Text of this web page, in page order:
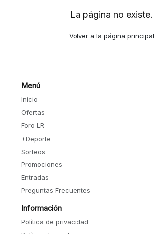
La página no existe.
Volver a la página principal
Menú
Inicio
Ofertas
Foro LR
+Deporte
Sorteos
Promociones
Entradas
Preguntas Frecuentes
Información
Política de privacidad